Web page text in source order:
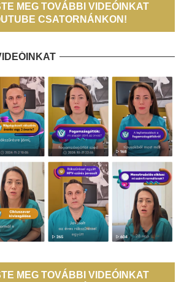
MEG TOVÁBBI VIDEÓINKAT
CSATORNÁNKON!
MEG TOVÁBBI VIDEÓINKAT